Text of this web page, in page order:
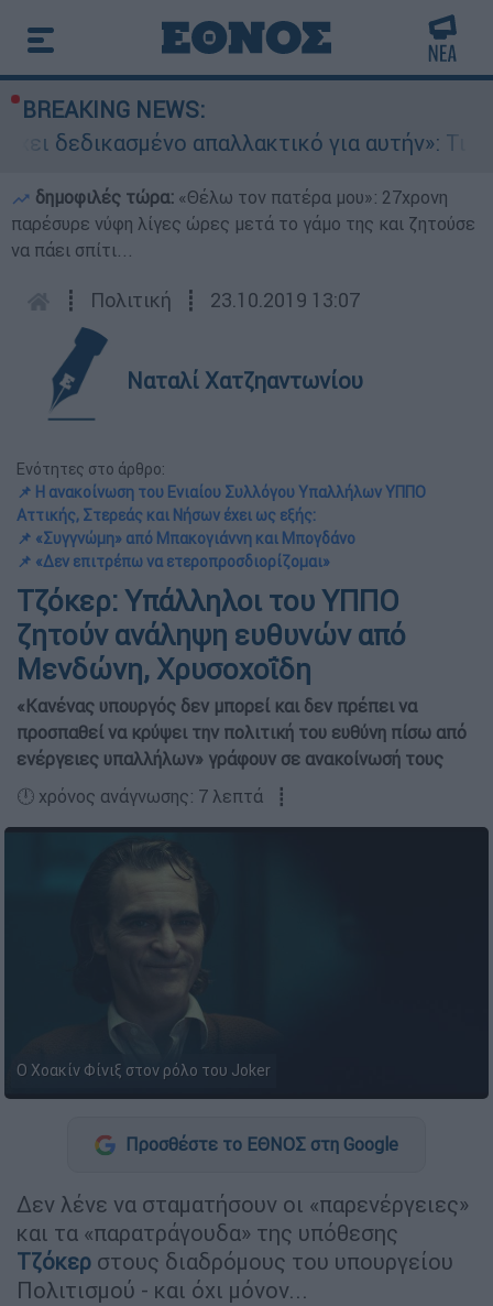
BREAKING NEWS:
απαλλακτικό για αυτήν»: Τι
δημοφιλές τώρα: «Θέλω τον πατέρα μου»: 27χρονη
παρέσυρε νύφη λίγες ώρες μετά το γάμο της και ζητούσε
να πάει σπίτι...
┋ Πολιτική ┋ 23.10.2019 13:07
Ναταλί Χατζηαντωνίου
Ενότητες στο άρθρο:
📌 Η ανακοίνωση του Ενιαίου Συλλόγου Υπαλλήλων ΥΠΠΟ
Αττικής, Στερεάς και Νήσων έχει ως εξής:
📌 «Συγγνώμη» από Μπακογιάννη και Μπογδάνο
📌 «Δεν επιτρέπω να ετεροπροσδιορίζομαι»
Τζόκερ: Υπάλληλοι του ΥΠΠΟ
ζητούν ανάληψη ευθυνών από
Μενδώνη, Χρυσοχοΐδη
«Κανένας υπουργός δεν μπορεί και δεν πρέπει να
προσπαθεί να κρύψει την πολιτική του ευθύνη πίσω από
ενέργειες υπαλλήλων» γράφουν σε ανακοίνωσή τους
🕛 χρόνος ανάγνωσης: 7 λεπτά ┋
Ο Χοακίν Φίνιξ στον ρόλο του Joker
Προσθέστε το ΕΘΝΟΣ στη Google
Δεν λένε να σταματήσουν οι «παρενέργειες»
και τα «παρατράγουδα» της υπόθεσης
Τζόκερ στους διαδρόμους του υπουργείου
Πολιτισμού - και όχι μόνον...